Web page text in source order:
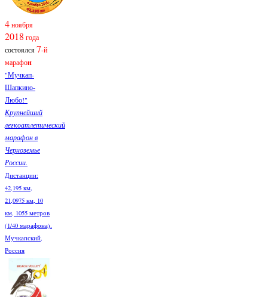
4ноября
2018 года
состоялся7-й
марафон
"Мучкап-
Шапкино-
Любо!"
Крупнейший
легкоатлетический
марафон в
Черноземье
России.
Дистанции:
42,195 км,
21,0975 км, 10
км, 1055 метров
(1/40 марафона).
Мучкапский,
Россия